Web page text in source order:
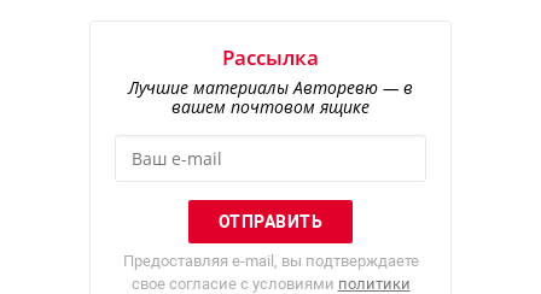
Рассылка
Лучшие материалы Авторевю — в
вашем почтовом ящике
Предоставляя e-mail, вы подтверждаете
свое согласие с условиями политики